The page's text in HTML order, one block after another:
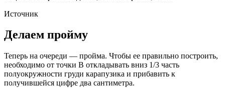
Источник
Делаем пройму
Теперь на очереди — пройма. Чтобы ее правильно построить,
необходимо от точки В откладывать вниз 1/3 часть
полуокружности груди карапузика и прибавить к
получившейся цифре два сантиметра.